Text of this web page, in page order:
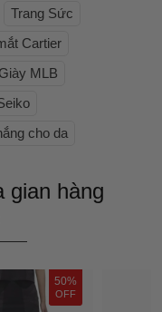
Trang Sức
Cartier
Giày MLB
cho da
gian hàng
50%
OFF